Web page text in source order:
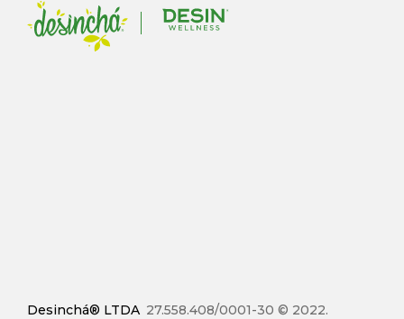
Desinchá® LTDA 27.558.408/0001-30 © 2022.